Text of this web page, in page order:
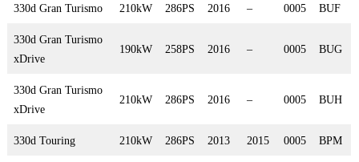
330d Gran Turismo 210kW 286PS 2016 – 0005 BUF
330d Gran Turismo
xDrive
190kW 258PS 2016 – 0005 BUG
330d Gran Turismo
xDrive
210kW 286PS 2016 – 0005 BUH
330d Touring 210kW 286PS 2013 2015 0005 BPM